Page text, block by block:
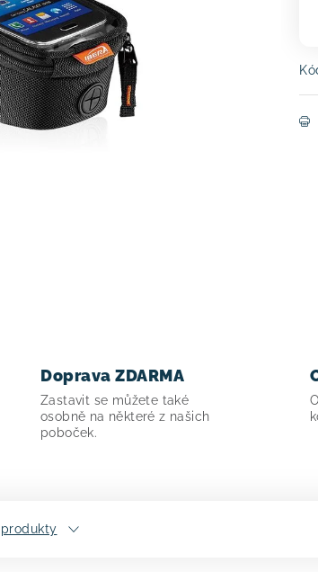
Doprava ZDARMA
Zastavit se můžete také
osobně na některé z našich
poboček.